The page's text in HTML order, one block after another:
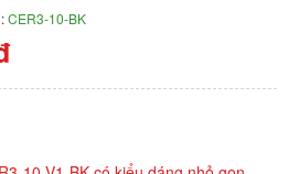
CER3-10-BK